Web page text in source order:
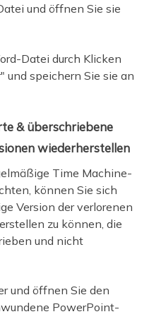
und öffnen Sie sie
Datei durch Klicken
und speichern Sie sie an
& überschriebene
wiederherstellen
Time Machine-
können Sie sich
Version der verlorenen
zu können, die
und nicht
und öffnen Sie den
PowerPoint-